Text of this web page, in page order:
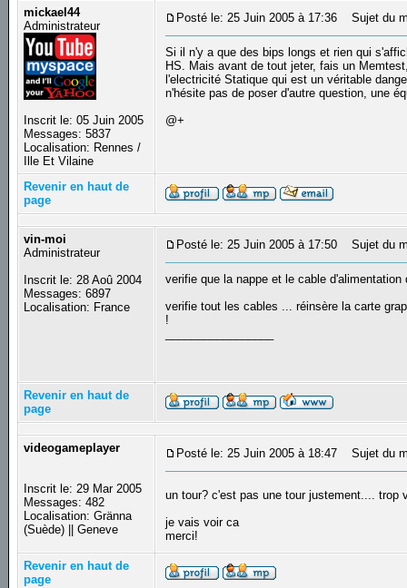
mickael44
Administrateur
Inscrit le: 05 Juin 2005
Messages: 5837
Localisation: Rennes /
Ille Et Vilaine
Posté le: 25 Juin 2005 à 17:36 Sujet du
Si il n'y a que des bips longs et rien qui
HS. Mais avant de tout jeter, fais un
l'electricité Statique qui est un véritable
n'hésite pas de poser d'autre question, une
@+
Revenir en haut de
page
vin-moi
Administrateur
Inscrit le: 28 Aoû 2004
Messages: 6897
Localisation: France
Posté le: 25 Juin 2005 à 17:50 Sujet du
verifie que la nappe et le cable
verifie tout les cables ... réinsère la carte
!
Revenir en haut de
page
videogameplayer
Inscrit le: 29 Mar 2005
Messages: 482
Localisation: Gränna
(Suède) || Geneve
Posté le: 25 Juin 2005 à 18:47 Sujet du
un tour? c'est pas une tour justement....
je vais voir ca
merci!
Revenir en haut de
page